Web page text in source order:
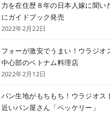
力を在住歴８年の日本人嫁に聞い
にガイドブック発売
2022年2月22日
フォーが激安でうまい！ウラジオ
中心部のベトナム料理店
2022年2月12日
パン生地がもちもち！ウラジオス
近いパン屋さん「ベッケリー」